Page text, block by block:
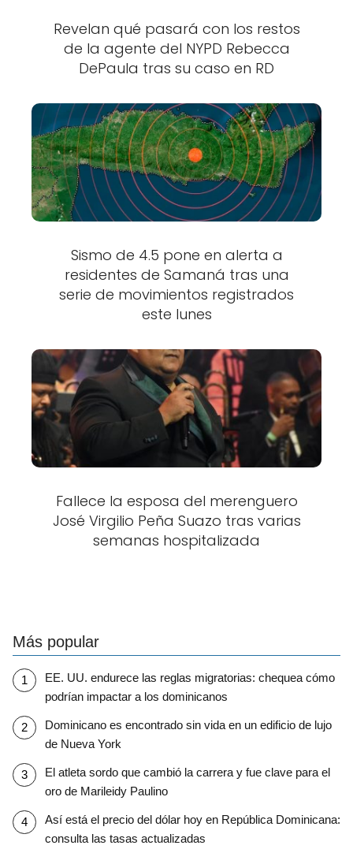
Revelan qué pasará con los restos
de la agente del NYPD Rebecca
DePaula tras su caso en RD
Sismo de 4.5 pone en alerta a
residentes de Samaná tras una
serie de movimientos registrados
este lunes
Fallece la esposa del merenguero
José Virgilio Peña Suazo tras varias
semanas hospitalizada
Más popular
EE. UU. endurece las reglas migratorias: chequea cómo
podrían impactar a los dominicanos
Dominicano es encontrado sin vida en un edificio de lujo
de Nueva York
El atleta sordo que cambió la carrera y fue clave para el
oro de Marileidy Paulino
Así está el precio del dólar hoy en República Dominicana:
consulta las tasas actualizadas